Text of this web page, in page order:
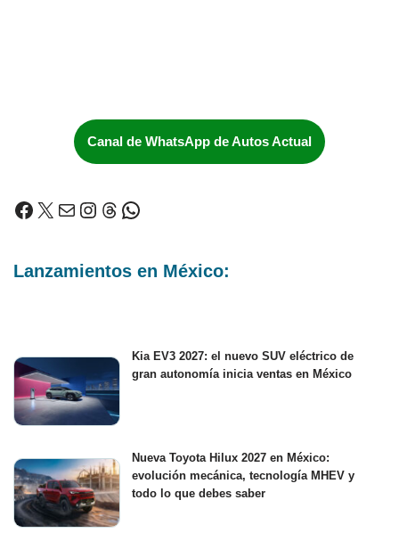
Canal de WhatsApp de Autos Actual
Lanzamientos en México:
Kia EV3 2027: el nuevo SUV eléctrico de
gran autonomía inicia ventas en México
Nueva Toyota Hilux 2027 en México:
evolución mecánica, tecnología MHEV y
todo lo que debes saber